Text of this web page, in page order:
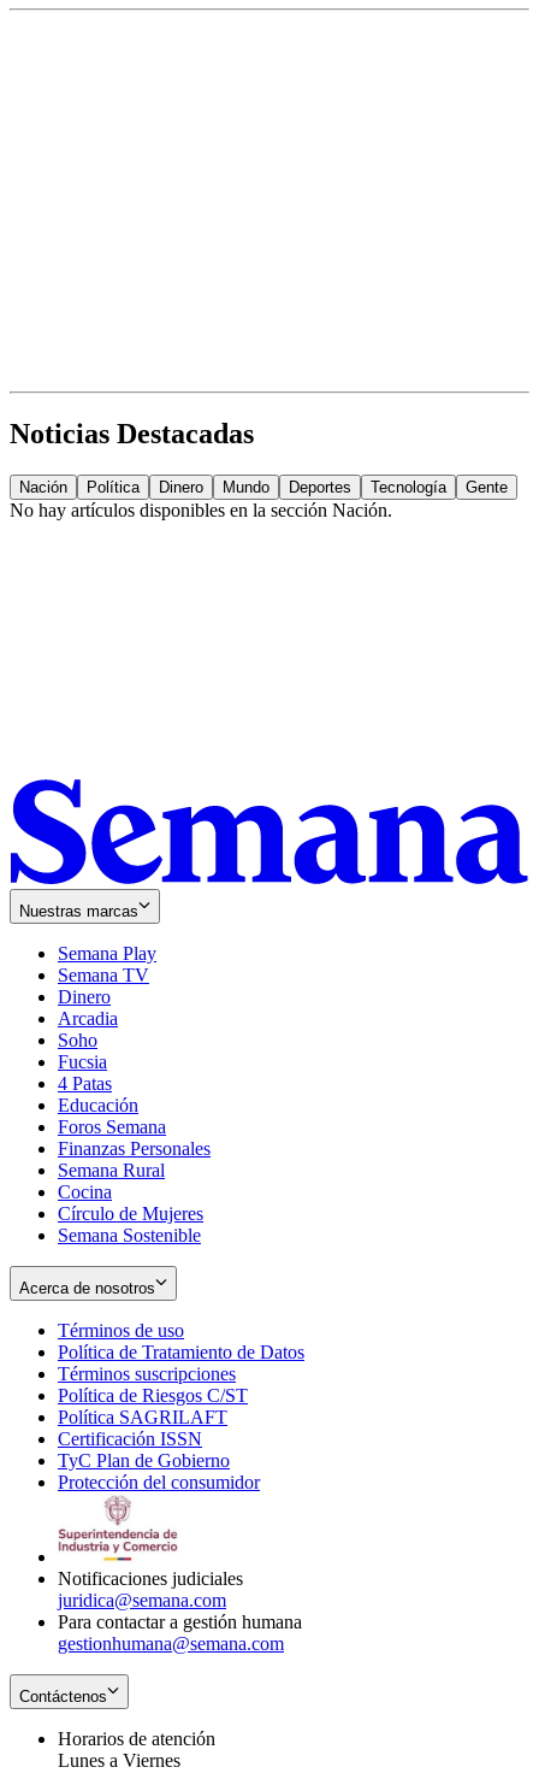
Noticias Destacadas
Nación Política Dinero Mundo Deportes Tecnología Gente
No hay artículos disponibles en la sección Nación.
Nuestras marcas
Semana Play
Semana TV
Dinero
Arcadia
Soho
in
new
window
Fucsia
in
new
window
4 Patas
Educación
Foros Semana
Finanzas Personales
Semana Rural
Cocina
Círculo de Mujeres
Semana Sostenible
Acerca de nosotros
Términos de uso
in
new
window
Política de Tratamiento de Datos
Términos suscripciones
in
Política de Riesgos C/ST
Política SAGRILAFT
new
window
Certificación ISSN
in
new
TyC Plan de Gobierno
in
Protección del consumidorOpens
Notificaciones judiciales
juridica@semana.com
Para contactar a gestión humana
gestionhumana@semana.com
Contáctenos
Horarios de atención
Lunes a Viernes